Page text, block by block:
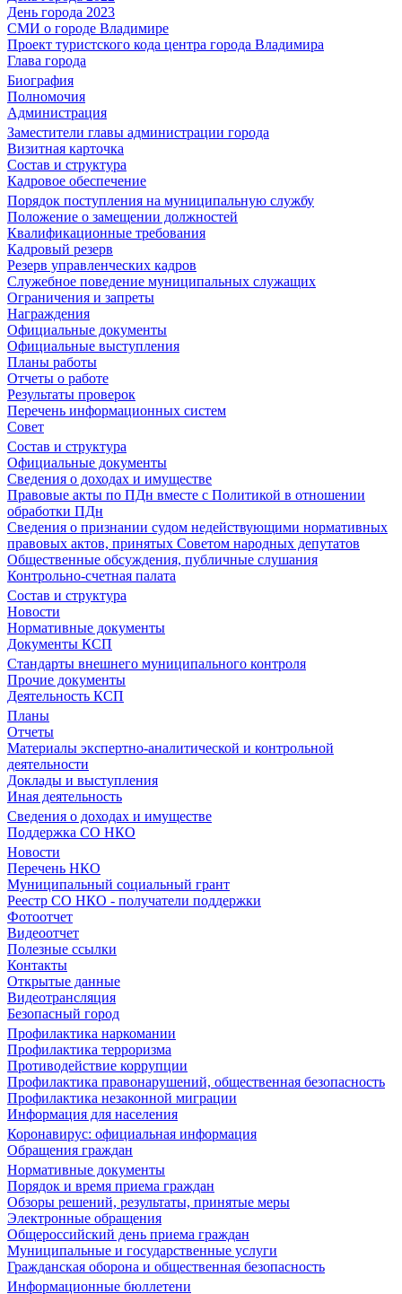
День города 2023
СМИ о городе Владимире
Проект туристского кода центра города Владимира
Глава города
Биография
Полномочия
Администрация
Заместители главы администрации города
Визитная карточка
Состав и структура
Кадровое обеспечение
Порядок поступления на муниципальную службу
Положение о замещении должностей
Квалификационные требования
Кадровый резерв
Резерв управленческих кадров
Служебное поведение муниципальных служащих
Ограничения и запреты
Награждения
Официальные документы
Официальные выступления
Планы работы
Отчеты о работе
Результаты проверок
Перечень информационных систем
Совет
Состав и структура
Официальные документы
Сведения о доходах и имуществе
Правовые акты по ПДн вместе с Политикой в отношении
обработки ПДн
Сведения о признании судом недействующими нормативных
правовых актов, принятых Советом народных депутатов
Общественные обсуждения, публичные слушания
Контрольно-счетная палата
Состав и структура
Новости
Нормативные документы
Документы КСП
Стандарты внешнего муниципального контроля
Прочие документы
Деятельность КСП
Планы
Отчеты
Материалы экспертно-аналитической и контрольной
деятельности
Доклады и выступления
Иная деятельность
Сведения о доходах и имуществе
Поддержка СО НКО
Новости
Перечень НКО
Муниципальный социальный грант
Реестр СО НКО - получатели поддержки
Фотоотчет
Видеоотчет
Полезные ссылки
Контакты
Открытые данные
Видеотрансляция
Безопасный город
Профилактика наркомании
Профилактика терроризма
Противодействие коррупции
Профилактика правонарушений, общественная безопасность
Профилактика незаконной миграции
Информация для населения
Коронавирус: официальная информация
Обращения граждан
Нормативные документы
Порядок и время приема граждан
Обзоры решений, результаты, принятые меры
Электронные обращения
Общероссийский день приема граждан
Муниципальные и государственные услуги
Гражданская оборона и общественная безопасность
Информационные бюллетени